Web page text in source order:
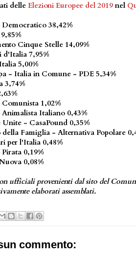
delle Elezioni Europee del 2019 nel
38,42%
Cinque Stelle 14,09%
d'Italia 7,95%
5,00%
- Italia in Comune - PDE 5,34%
3,74%
1,02%
Italiano 0,43%
Unite - CasaPound 0,35%
della Famiglia - Alternativa Popolare
per l'Italia 0,48%
0,19%
0,08%
ufficiali provenienti dal sito del
elaborati assemblati.
commento: